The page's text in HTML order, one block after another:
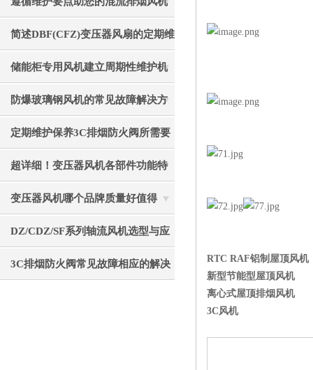
成为真正“风中卫士”
简述DBF(CFZ)变压器风扇的定期维
护保养步骤
储能柜专用风机建立周期性维护机
制的重要性分享
防爆玻璃钢风机的常见故障解决方
法
定期维护保养3C排烟防火阀所需要
重要的事项分享
超详细！变压器风机各部件功能特
点全分享
变压器风机哪个品牌质量好值得
选？静音节能使用寿命长
DZ/CDZ/SF系列轴流风机选型与应
用指南
3C排烟防火阀常见故障相应的解决
RTC RAF铝制屋顶风机
新型节能型屋顶风机
离心式屋顶排烟风机
3C风机